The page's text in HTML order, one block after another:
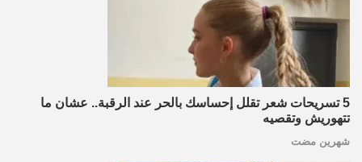
5 تسريحات شعر تقلل إحساسك بالحر عند الرقبة.. عشان ما
تتهوريش وتقصيه
شهرين مضت